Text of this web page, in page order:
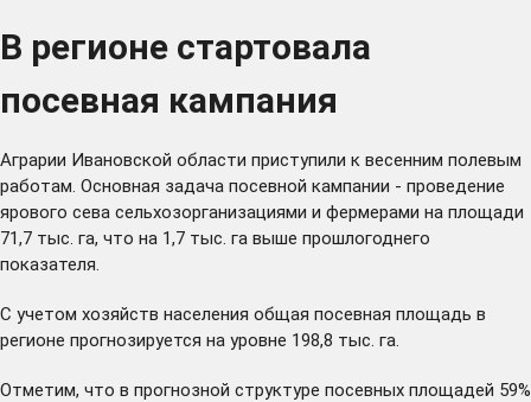
В регионе стартовала
посевная кампания
Аграрии Ивановской области приступили к весенним полевым
работам. Основная задача посевной кампании - проведение
ярового сева сельхозорганизациями и фермерами на площади
71,7 тыс. га, что на 1,7 тыс. га выше прошлогоднего
показателя.
С учетом хозяйств населения общая посевная площадь в
регионе прогнозируется на уровне 198,8 тыс. га.
Отметим, что в прогнозной структуре посевных площадей 59%